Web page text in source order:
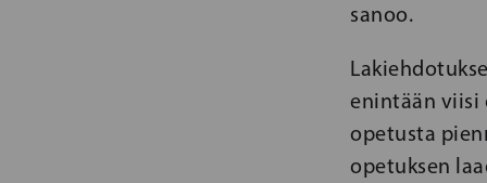
sanoo.
enintään viisi
opetusta
opetuksen